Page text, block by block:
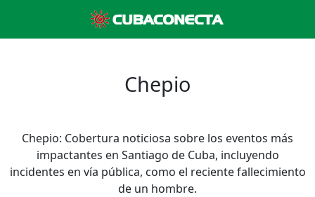
Chepio
Chepio: Cobertura noticiosa sobre los eventos más
impactantes en Santiago de Cuba, incluyendo
incidentes en vía pública, como el reciente fallecimiento
de un hombre.